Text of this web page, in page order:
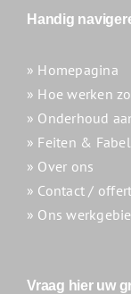
Handig
» Homepagina
» Hoe werken
» Onderhoud
» Feiten &
» Over ons
» Contact /
» Ons
Vraag hier uw